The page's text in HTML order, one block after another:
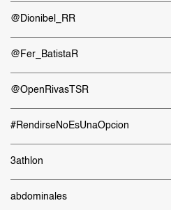
@Dionibel_RR
@Fer_BatistaR
@OpenRivasTSR
#RendirseNoEsUnaOpcion
3athlon
abdominales